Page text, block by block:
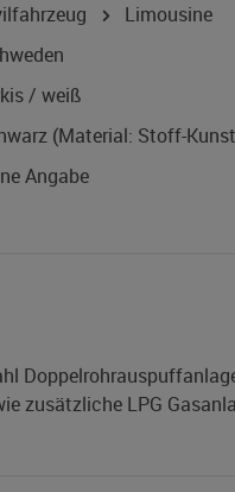
Limousine
/ weiß
(Material: Stoff-
Angabe
zusätzliche LPG